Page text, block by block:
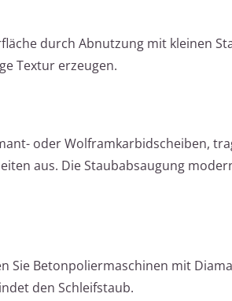
durch Abnutzung mit kleinen
Textur erzeugen.
oder Wolframkarbidscheiben,
aus. Die Staubabsaugung
Sie Betonpoliermaschinen mit
den Schleifstaub.